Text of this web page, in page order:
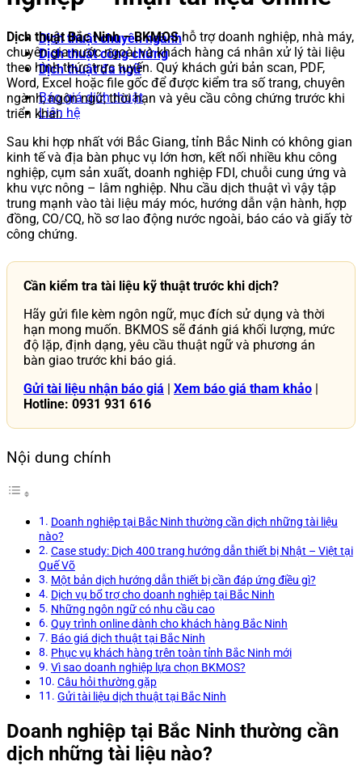
Dịch thuật chuyên ngành
Dịch thuật công chứng
Dịch thuật đa ngữ
Báo giá dịch thuật
Liên hệ
Dịch thuật Bắc Ninh – BKMOShỗ trợ doanh nghiệp, nhà máy,
chuyên gia nước ngoài và khách hàng cá nhân xử lý tài liệu
theo hình thức trực tuyến. Quý khách gửi bản scan, PDF,
Word, Excel hoặc file gốc để được kiểm tra số trang, chuyên
ngành, ngôn ngữ, thời hạn và yêu cầu công chứng trước khi
triển khai.
Sau khi hợp nhất với Bắc Giang, tỉnh Bắc Ninh có không gian
kinh tế và địa bàn phục vụ lớn hơn, kết nối nhiều khu công
nghiệp, cụm sản xuất, doanh nghiệp FDI, chuỗi cung ứng và
khu vực nông – lâm nghiệp. Nhu cầu dịch thuật vì vậy tập
trung mạnh vào tài liệu máy móc, hướng dẫn vận hành, hợp
đồng, CO/CQ, hồ sơ lao động nước ngoài, báo cáo và giấy tờ
công chứng.
Cần kiểm tra tài liệu kỹ thuật trước khi dịch?
Hãy gửi file kèm ngôn ngữ, mục đích sử dụng và thời
hạn mong muốn. BKMOS sẽ đánh giá khối lượng, mức
độ lặp, định dạng, yêu cầu thuật ngữ và phương án
bàn giao trước khi báo giá.
Gửi tài liệu nhận báo giá | Xem báo giá tham khảo |
Hotline: 0931 931 616
Nội dung chính
Doanh nghiệp tại Bắc Ninh thường cần dịch những tài liệu
nào?
Case study: Dịch 400 trang hướng dẫn thiết bị Nhật – Việt tại
Quế Võ
Một bản dịch hướng dẫn thiết bị cần đáp ứng điều gì?
Dịch vụ bổ trợ cho doanh nghiệp tại Bắc Ninh
Những ngôn ngữ có nhu cầu cao
Quy trình online dành cho khách hàng Bắc Ninh
Báo giá dịch thuật tại Bắc Ninh
Phục vụ khách hàng trên toàn tỉnh Bắc Ninh mới
Vì sao doanh nghiệp lựa chọn BKMOS?
Câu hỏi thường gặp
Gửi tài liệu dịch thuật tại Bắc Ninh
Doanh nghiệp tại Bắc Ninh thường cần
dịch những tài liệu nào?